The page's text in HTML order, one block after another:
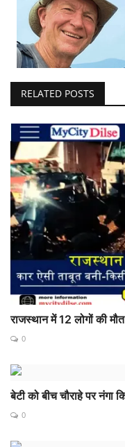
RELATED POSTS
राजस्थान में 12 लोगों की
0
बेटी को बीच चौराहे पर नंगा
0